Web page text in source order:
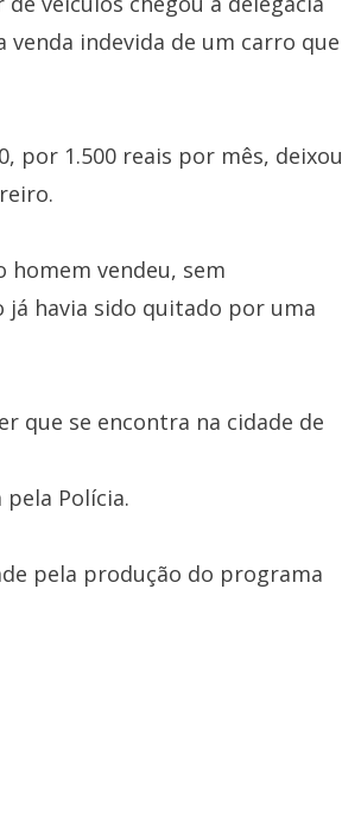
venda indevida de um carro que
por 1.500 reais por mês, deixou
homem vendeu, sem
já havia sido quitado por uma
que se encontra na cidade de
Polícia.
pela produção do programa